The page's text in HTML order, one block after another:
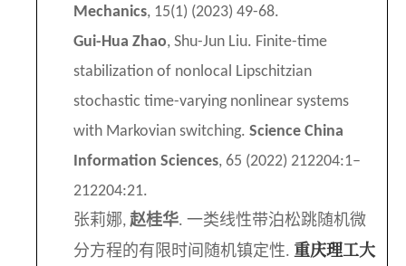
Mechanics, 15(1) (2023) 49-68.
Gui-Hua Zhao, Shu-Jun Liu. Finite-time
stabilization of nonlocal Lipschitzian
stochastic time-varying nonlinear systems
with Markovian switching. Science China
Information Sciences, 65 (2022) 212204:1–
212204:21.
张莉娜, 赵桂华. 一类线性带泊松跳随机微
分方程的有限时间随机镇定性. 重庆理工大